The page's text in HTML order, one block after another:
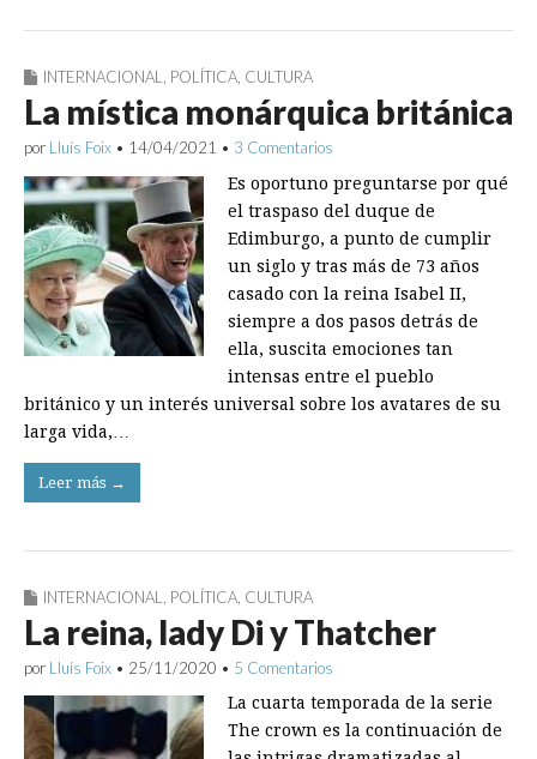
INTERNACIONAL POLÍTICA CULTURA
La mística monárquica británica
por Lluís Foix • 14/04/2021 • 3 Comentarios
Es oportuno preguntarse por qué
el traspaso del duque de
Edimburgo, a punto de cumplir
un siglo y tras más de 73 años
casado con la reina Isabel II,
siempre a dos pasos detrás de
ella, suscita emociones tan
intensas entre el pueblo
británico y un interés universal sobre los avatares de su
larga vida,…
Leer más →
INTERNACIONAL POLÍTICA CULTURA
La reina, lady Di y Thatcher
por Lluís Foix • 25/11/2020 • 5 Comentarios
La cuarta temporada de la serie
The crown es la continuación de